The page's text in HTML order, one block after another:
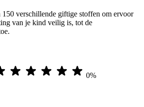
150 verschillende giftige stoffen om ervoor
van je kind veilig is, tot de
0%